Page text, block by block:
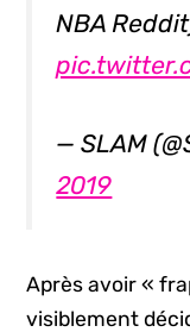
NBA
— SLAM
2019
Après avoir «
visiblement